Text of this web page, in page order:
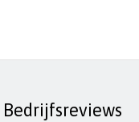
Bedrijfsreviews